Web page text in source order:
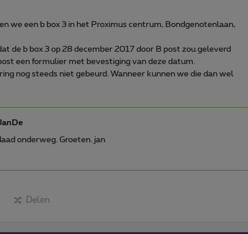
we een b box 3 in het Proximus centrum, Bondgenotenlaan,
de b box 3 op 28 december 2017 door B post zou geleverd
een formulier met bevestiging van deze datum.
nog steeds niet gebeurd. Wanneer kunnen we die dan wel
onderweg. Groeten. jan
Delen